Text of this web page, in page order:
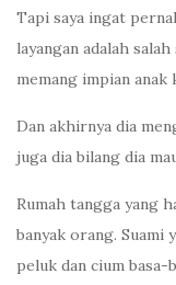
Tapi saya ingat
layangan adalah
memang impian anak
Dan akhirnya dia
juga dia bilang dia
Rumah tangga yang
banyak orang. Suami
peluk dan cium